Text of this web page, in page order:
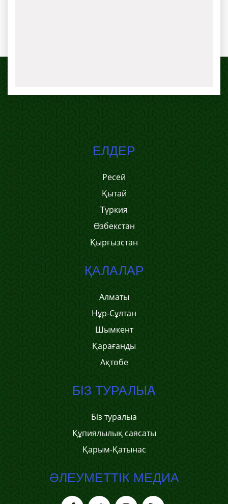
ЕЛДЕР
Ресей
Қытай
Түркия
Өзбекстан
Қырғызстан
ҚАЛАЛАР
Алматы
Нұр-Сұлтан
Шымкент
Қарағанды
Ақтөбе
БІЗ ТУРАЛЫA
Біз туралыa
Құпиялылық саясаты
Қарым-Қатынас
ӘЛЕУМЕТТІК МЕДИА